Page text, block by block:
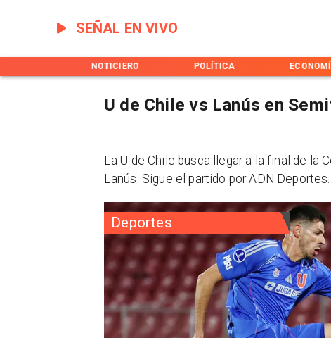
SEÑAL EN VIVO
NOTICIERO POLÍTICA
Deportes
U de Chile vs Lanús en
La U de Chile busca llegar a la final de la
Lanús. Sigue el partido por ADN Deportes.